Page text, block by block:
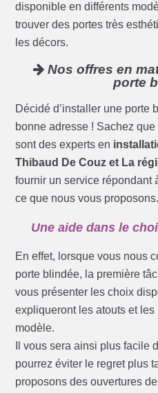
disponible en différents
trouver des portes très
les décors.
Nos offres en
porte
Décidé d’installer une porte
bonne adresse ! Sachez
sont des experts en
Thibaud De Couz et La
fournir un service répondant
ce que nous vous proposons.
Une aide dans le
En effet, lorsque vous nous
porte blindée, la première
vous présenter les choix
expliqueront les atouts et
modèle.
Il vous sera ainsi plus facile
pourrez éviter le regret plus
proposons des ouvertures